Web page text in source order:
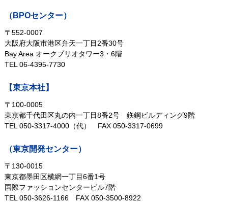
（BPOセンター）
〒552-0007
大阪府大阪市港区弁天一丁目2番30号
Bay Area オークプリオタワー3・6階
TEL 06-4395-7730
【東京本社】
〒100-0005
東京都千代田区丸の内一丁目8番2号鉃鋼ビルディング9階
TEL 050-3317-4000（代） FAX 050-3317-0699
（東京開発センター）
〒130-0015
東京都墨田区横網一丁目6番1号
国際ファッションセンタービル7階
TEL 050-3626-1166 FAX 050-3500-8922